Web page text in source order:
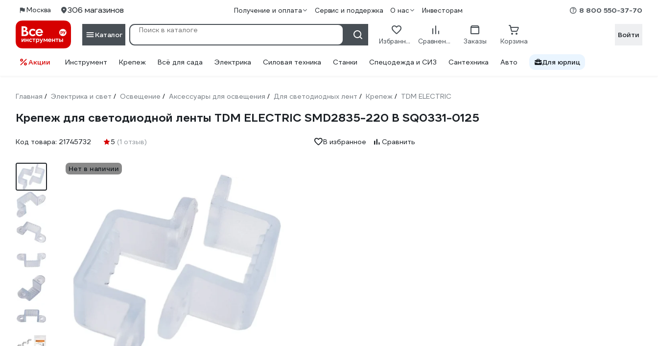
Москва 306 магазинов Получение и оплата Сервис и поддержка О нас Инвесторам 8 800 550-37-70
Каталог
Избранное Сравнение Заказы Корзина
Войти
Акции Инструмент Крепеж Всё для сада Электрика Силовая техника Станки Спецодежда и СИЗ Сантехника Авто Для юрлиц
Главная / Электрика и свет / Освещение / Аксессуары для освещения / Для светодиодных лент / Крепеж / TDM ELECTRIC
Крепеж для светодиодной ленты TDM ELECTRIC SMD2835-220 В SQ0331-0125
Код товара: 21745732 5 (1 отзыв) В избранное Сравнить
Нет в наличии